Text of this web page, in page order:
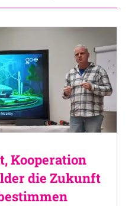
Kooperation
die Zukunft